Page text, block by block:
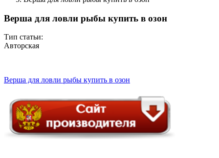
Верша для ловли рыбы купить в озон
Тип статьи:
Авторская
Верша для ловли рыбы купить в озон